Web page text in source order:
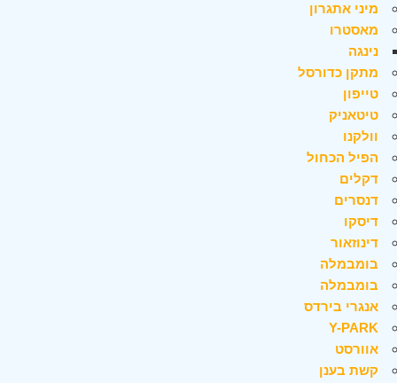
מיני אתגרון
מאסטרו
נינגה
מתקן כדורסל
טייפון
טיטאניק
וולקנו
הפיל הכחול
דקלים
דנסרים
דיסקו
דינוזאור
בומבמלה
בומבמלה
אנגרי בירדס
Y-PARK
אוורסט
קשת בענן